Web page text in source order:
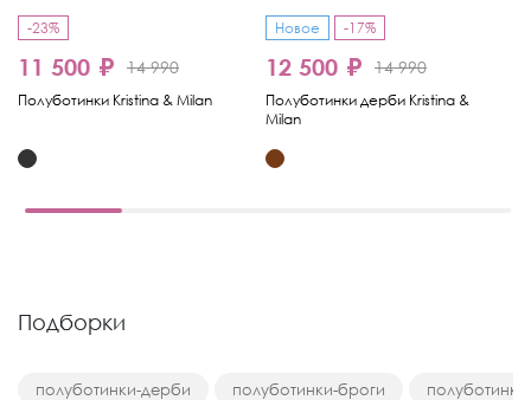
-23%
11 500 ₽ 14 990
Полуботинки Kristina & Milan
Новое -17%
12 500 ₽ 14 990
Полуботинки дерби Kristina &
Milan
Подборки
полуботинки-дерби полуботинки-броги